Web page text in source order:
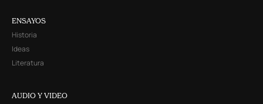
ENSAYOS
Historia
Ideas
Literatura
AUDIO Y VIDEO